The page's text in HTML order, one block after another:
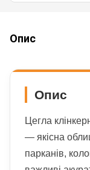
Опис
Опис
Цегла
— якісна
парканів,